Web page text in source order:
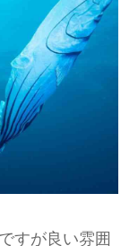
すが良い雰囲